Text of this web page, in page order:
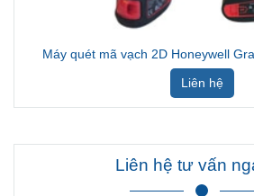
Máy quét mã vạch 2D Honeywell
Liên hệ
Liên hệ tư vấn